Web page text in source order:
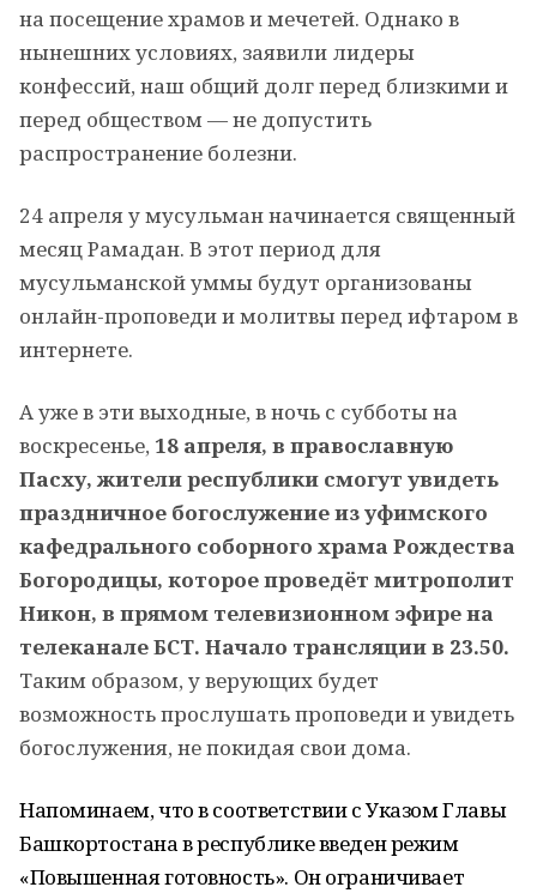
на посещение храмов и мечетей. Однако в
нынешних условиях, заявили лидеры
конфессий, наш общий долг перед близкими и
перед обществом — не допустить
распространение болезни.
24 апреля у мусульман начинается священный
месяц Рамадан. В этот период для
мусульманской уммы будут организованы
онлайн-проповеди и молитвы перед ифтаром в
интернете.
А уже в эти выходные, в ночь с субботы на
воскресенье, 18 апреля, в православную
Пасху, жители республики смогут увидеть
праздничное богослужение из уфимского
кафедрального соборного храма Рождества
Богородицы, которое проведёт митрополит
Никон, в прямом телевизионном эфире на
телеканале БСТ. Начало трансляции в 23.50.
Таким образом, у верующих будет
возможность прослушать проповеди и увидеть
богослужения, не покидая свои дома.
Напоминаем, что в соответствии с Указом Главы
Башкортостана в республике введен режим
«Повышенная готовность». Он ограничивает